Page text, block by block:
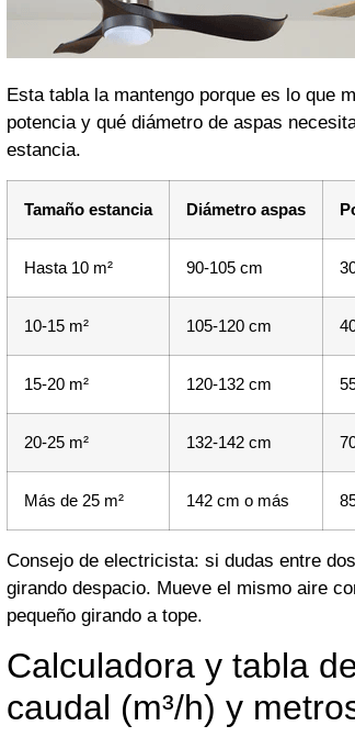
Esta tabla la mantengo porque es lo que
potencia y qué diámetro de aspas
estancia.
Tamaño estancia Diámetro aspas
Hasta 10 m² 90-105 cm
10-15 m² 105-120 cm
15-20 m² 120-132 cm
20-25 m² 132-142 cm
Más de 25 m² 142 cm o más
Consejo de electricista: si dudas entre
girando despacio. Mueve el mismo aire
pequeño girando a tope.
Calculadora y tabla
caudal (m³/h) y